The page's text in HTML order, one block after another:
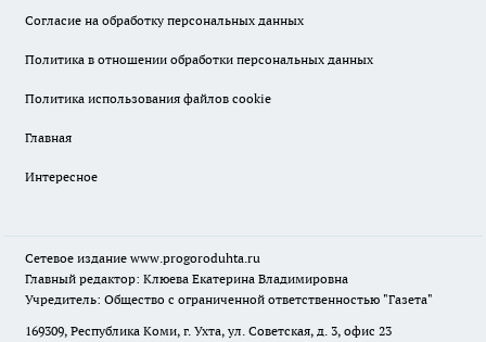
Согласие на обработку персональных данных
Политика в отношении обработки персональных данных
Политика использования файлов cookie
Главная
Интересное
Сетевое издание www.progoroduhta.ru
Главный редактор: Клюева Екатерина Владимировна
Учредитель: Общество с ограниченной ответственностью "Газета"
169309, Республика Коми, г. Ухта, ул. Советская, д. 3, офис 23